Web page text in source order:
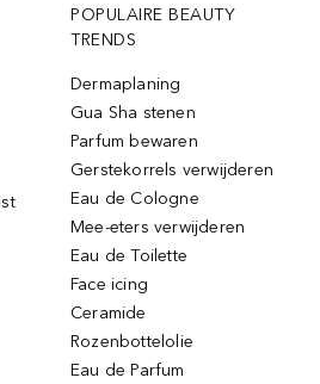
POPULAIRE BEAUTY
TRENDS
Dermaplaning
Gua Sha stenen
Parfum bewaren
Gerstekorrels verwijderen
Eau de Cologne
Mee-eters verwijderen
Eau de Toilette
Face icing
Ceramide
Rozenbottelolie
Eau de Parfum